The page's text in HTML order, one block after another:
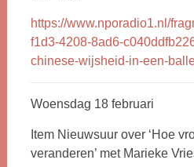
https://www.nporadio1.nl/
f1d3-4208-8ad6-
chinese-wijsheid-in-een-
Woensdag 18 februari
Item Nieuwsuur over ‘Hoe
veranderen’ met Marieke